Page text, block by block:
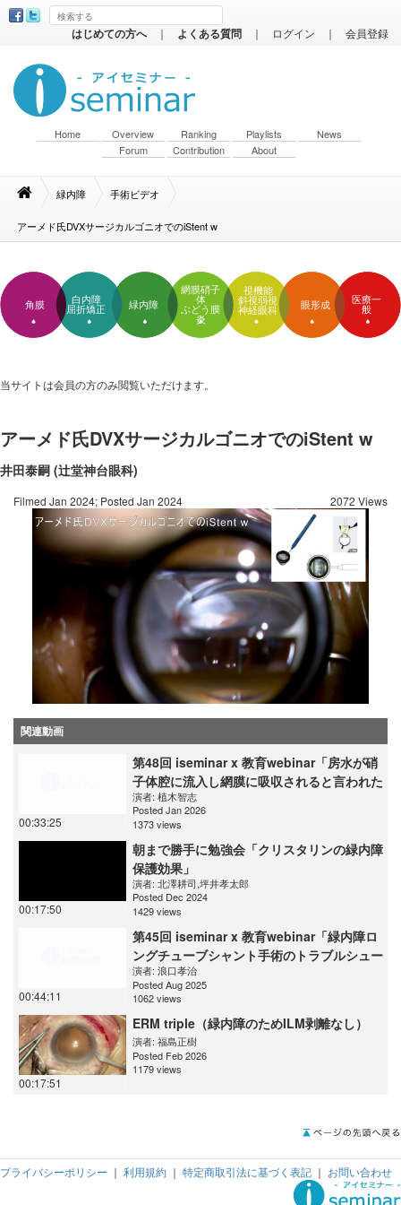
はじめての方へ ｜ よくある質問 ｜ ログイン ｜ 会員登録
Home Overview Ranking Playlists
News
Forum
Contribution About
緑内障 手術ビデオ
アーメド氏DVXサージカルゴニオでのiStent w
角膜
白内障
屈折矯正
緑内障
網膜硝子
体
ぶどう膜
炎
視機能
斜視弱視
神経眼科
眼形成
医療一
般
当サイトは会員の方のみ閲覧いただけます。
アーメド氏DVXサージカルゴニオでのiStent w
井田泰嗣 (辻堂神台眼科)
Filmed Jan 2024; Posted Jan 2024 2072 Views
関連動画
00:33:25
第48回 iseminar x 教育webinar「房水が硝
子体腔に流入し網膜に吸収されると言われた
ら驚きますか？」
演者: 植木智志
Posted Jan 2026
1373 views
00:17:50
朝まで勝手に勉強会「クリスタリンの緑内障
保護効果」
演者: 北澤耕司,坪井孝太郎
Posted Dec 2024
1429 views
00:44:11
第45回 iseminar x 教育webinar「緑内障ロ
ングチューブシャント手術のトラブルシュー
ティング」
演者: 浪口孝治
Posted Aug 2025
1062 views
00:17:51
ERM triple（緑内障のためILM剥離なし）
演者: 福島正樹
Posted Feb 2026
1179 views
プライバシーポリシー ｜ 利用規約 ｜ 特定商取引法に基づく表記 ｜ お問い合わせ